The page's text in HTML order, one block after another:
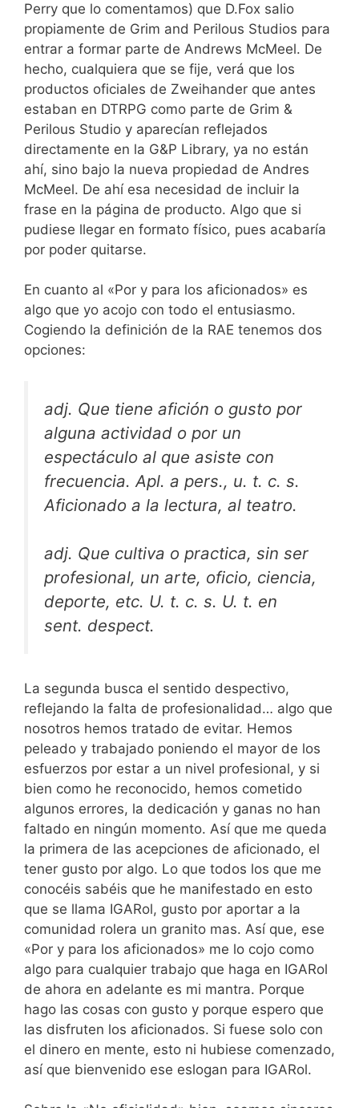
Perry que lo comentamos) que D.Fox salio
propiamente de Grim and Perilous Studios para
entrar a formar parte de Andrews McMeel. De
hecho, cualquiera que se fije, verá que los
productos oficiales de Zweihander que antes
estaban en DTRPG como parte de Grim &
Perilous Studio y aparecían reflejados
directamente en la G&P Library, ya no están
ahí, sino bajo la nueva propiedad de Andres
McMeel. De ahí esa necesidad de incluir la
frase en la página de producto. Algo que si
pudiese llegar en formato físico, pues acabaría
por poder quitarse.
En cuanto al «Por y para los aficionados» es
algo que yo acojo con todo el entusiasmo.
Cogiendo la definición de la RAE tenemos dos
opciones:
adj. Que tiene afición o gusto por
alguna actividad o por un
espectáculo al que asiste con
frecuencia. Apl. a pers., u. t. c. s.
Aficionado a la lectura, al teatro.
adj. Que cultiva o practica, sin ser
profesional, un arte, oficio, ciencia,
deporte, etc. U. t. c. s. U. t. en
sent. despect.
La segunda busca el sentido despectivo,
reflejando la falta de profesionalidad… algo que
nosotros hemos tratado de evitar. Hemos
peleado y trabajado poniendo el mayor de los
esfuerzos por estar a un nivel profesional, y si
bien como he reconocido, hemos cometido
algunos errores, la dedicación y ganas no han
faltado en ningún momento. Así que me queda
la primera de las acepciones de aficionado, el
tener gusto por algo. Lo que todos los que me
conocéis sabéis que he manifestado en esto
que se llama IGARol, gusto por aportar a la
comunidad rolera un granito mas. Así que, ese
«Por y para los aficionados» me lo cojo como
algo para cualquier trabajo que haga en IGARol
de ahora en adelante es mi mantra. Porque
hago las cosas con gusto y porque espero que
las disfruten los aficionados. Si fuese solo con
el dinero en mente, esto ni hubiese comenzado,
así que bienvenido ese eslogan para IGARol.